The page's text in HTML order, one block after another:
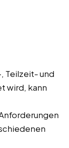
Teilzeit- und
wird, kann